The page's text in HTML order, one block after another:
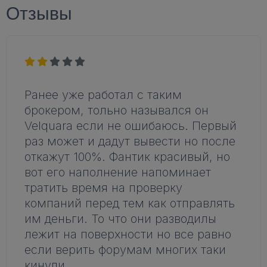
Отзывы
Ранее уже работал с таким
брокером, тольно назывался он
Velquara если не ошибаюсь. Первый
раз может и дадут вывести но после
откажут 100%. Фантик красивый, но
вот его наполнение напоминает
тратить время на проверку
компаний перед тем как отправлять
им деньги. То что они разводилы
лежит на поверхности но все равно
если верить форумам многих таки